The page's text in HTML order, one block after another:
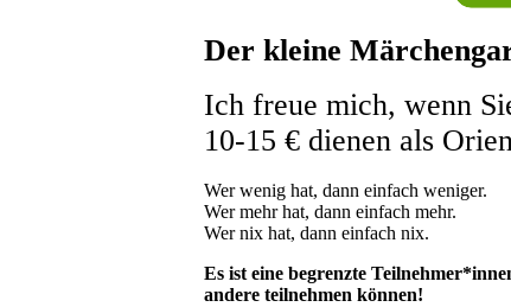
Der kleine
Ich freue mich, wenn
10-15 € dienen als
Wer wenig hat, dann einfach weniger.
Wer mehr hat, dann einfach mehr.
Wer nix hat, dann einfach nix.
Es ist eine begrenzte
andere teilnehmen können!